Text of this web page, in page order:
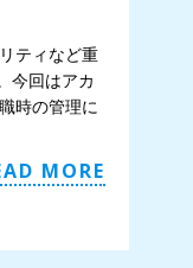
ティなど重
今回はアカ
時の管理に
MORE